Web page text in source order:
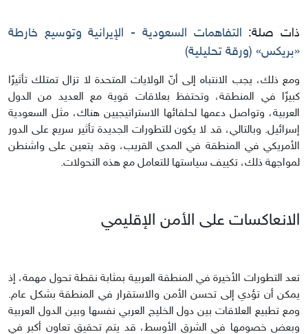
ذات صلة: التفاهمات السعودية - الإيرانية وتوسيع خارطة
«بريكس» (ورقة تحليلية)
ومع ذلك، يجب الانتباه إلى أنّ الولايات المتحدة لا تزال تمتلك تأثيرًا
كبيرًا في المنطقة، وتحتفظ بعلاقات قوية مع العديد من الدول
العربية، وتواصل دعمها لحلفائها الاستراتيجيين هناك، مثل السعودية
إسرائيل. وبالتالي، قد لا يكون للتطورات الجديدة تأثير سريع على الدور
الأمريكي في المنطقة في المدى القريب، وقد يتعين على واشنطن
لمواجهة ذلك، تكييف سياستها للتعامل مع هذه التحولات.
الانعاكسات على الأمن الإقليمي
تعد التطورات الأخيرة في المنطقة العربية بمثابة نقطة تحول مهمة، إذ
يمكن أن تؤدي إلى تحسن الأمن والاستقرار في المنطقة بشكل عام.
ومع تطبيع العلاقات بين دول الخليج العربي نفسها وبين الدول العربية
وبعض خصومها في الشرق الأوسط، قد يتم تحقيق تعاون أكبر في